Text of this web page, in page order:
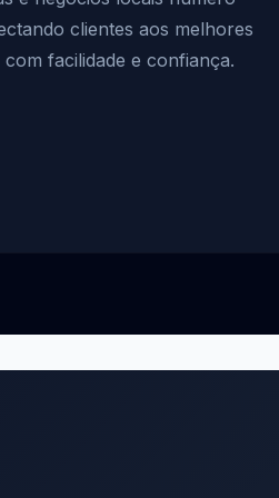
clientes aos melhores
facilidade e confiança.